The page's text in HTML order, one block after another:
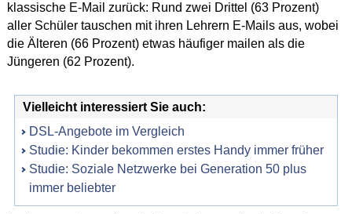
klassische E-Mail zurück: Rund zwei Drittel (63 Prozent)
aller Schüler tauschen mit ihren Lehrern E-Mails aus, wobei
die Älteren (66 Prozent) etwas häufiger mailen als die
Jüngeren (62 Prozent).
Vielleicht interessiert Sie auch:
DSL-Angebote im Vergleich
Studie: Kinder bekommen erstes Handy immer früher
Studie: Soziale Netzwerke bei Generation 50 plus
immer beliebter